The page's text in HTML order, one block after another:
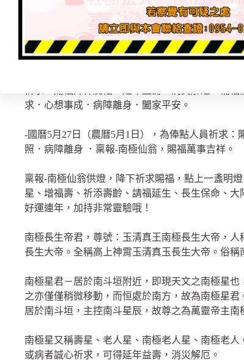
南極仙翁-賜福燈，全數奉點已額滿，不受理!
-南極長生大帝聖誕，朝奉仙真增福增歲壽延年-
祈求：賜福降祥庇佑．延年益壽，消災解厄．補
求．心想事成．病障離身．闔家平安。
-國曆5月27日（農曆5月1日），為俸點人員祈求
照．病障離身 ．稟報-南極仙翁，賜福萬事吉祥。
稟報-南極仙翁供燈，降下祈求賜福，點上一盞明
星、增福壽、祈添壽齡、請福延生、長生保命、
好運連年，加持非常靈驗哦！
南極長生帝君，尊號：玉清真王南極長生大帝，
長生大帝。全稱高上神霄玉清真玉長生大帝。俗稱
南極星君－居於南斗垣附近，即現天文之南極星
之亦僅僅稍微移動，而恒處於南方，故為南極星
居於南斗垣，主控南斗星辰，故尊之為萬靈帝主南
南極星又稱壽星、老人星、南極老人星、南極老
或病者誠心祈求，可得延年益壽，消災解厄。